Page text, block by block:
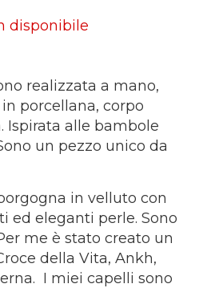
disponibile
realizzata a mano,
porcellana, corpo
Ispirata alle bambole
un pezzo unico da
in velluto con
ed eleganti perle. Sono
me è stato creato un
della Vita, Ankh,
I miei capelli sono